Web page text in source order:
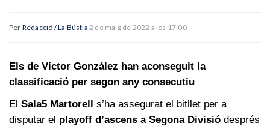
Per Redacció / La Bústia 2 de maig de 2022 a les 17:00
Els de Víctor González han aconseguit la
classificació per segon any consecutiu
El Sala5 Martorell s’ha assegurat el bitllet per a
disputar el playoff d’ascens a Segona Divisió després